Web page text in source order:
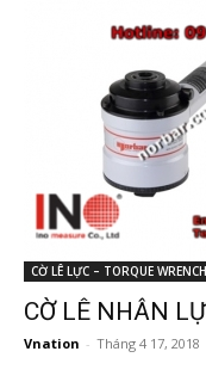
CỜ LÊ LỰC – TORQUE
CỜ LÊ NHÂN
Vnation - Tháng 4 17, 2018